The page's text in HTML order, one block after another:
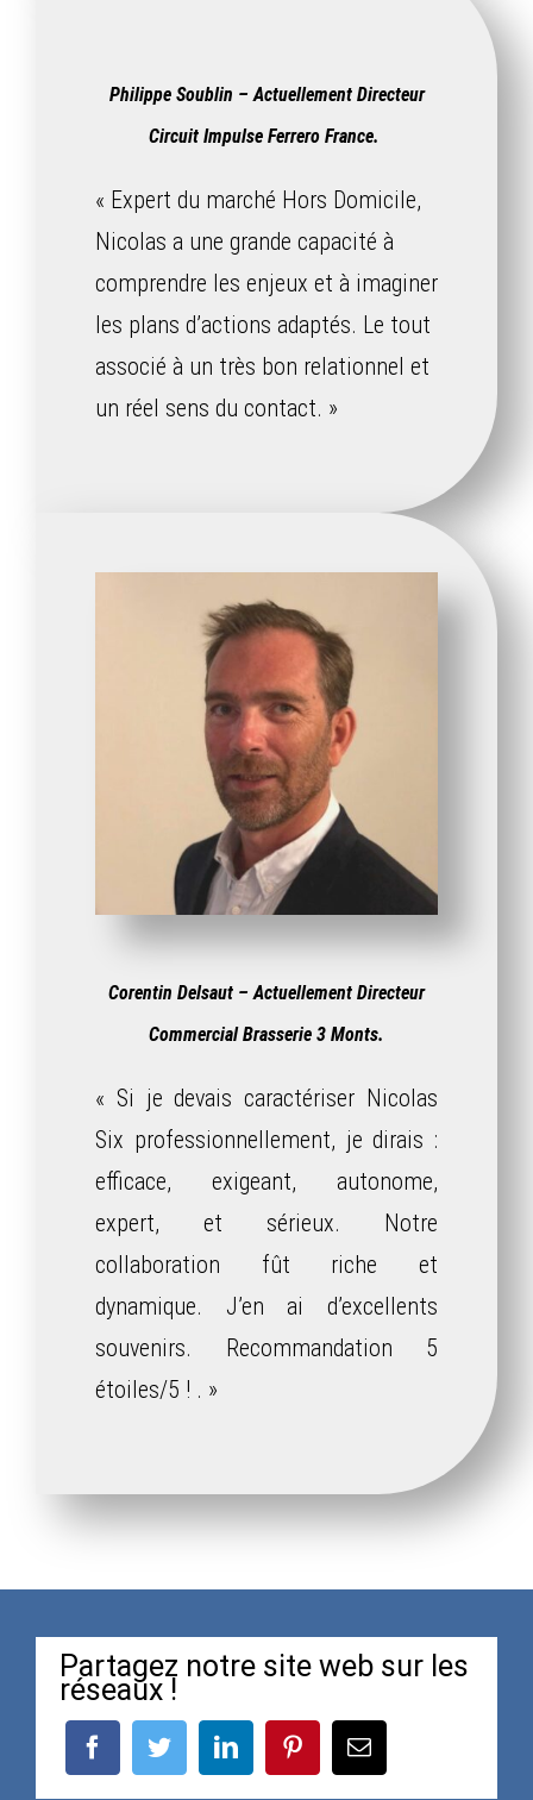
Philippe Soublin – Actuellement Directeur
Circuit Impulse Ferrero France.
« Expert du marché Hors Domicile,
Nicolas a une grande capacité à
comprendre les enjeux et à imaginer
les plans d’actions adaptés. Le tout
associé à un très bon relationnel et
un réel sens du contact. »
Corentin Delsaut – Actuellement Directeur
Commercial Brasserie 3 Monts.
« Si je devais caractériser Nicolas
Six professionnellement, je dirais :
efficace, exigeant, autonome,
expert, et sérieux. Notre
collaboration fût riche et
dynamique. J’en ai d’excellents
souvenirs. Recommandation 5
étoiles/5 ! . »
Partagez notre site web sur les
réseaux !